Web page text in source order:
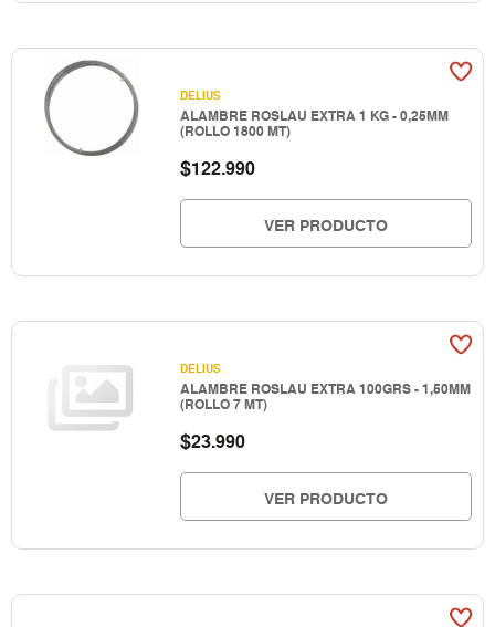
DELIUS
ALAMBRE ROSLAU EXTRA 1 KG - 0,25MM
(ROLLO 1800 MT)
$122.990
VER PRODUCTO
DELIUS
ALAMBRE ROSLAU EXTRA 100GRS - 1,50MM
(ROLLO 7 MT)
$23.990
VER PRODUCTO